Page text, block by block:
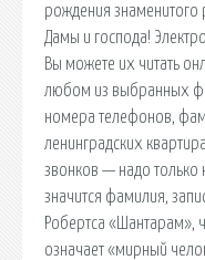
рождения знаменитого
Дамы и господа!
Вы можете их читать
любом из выбранных
номера телефонов,
ленинградских
звонков — надо только
значится фамилия,
Робертса «Шантарам»,
означает «мирный